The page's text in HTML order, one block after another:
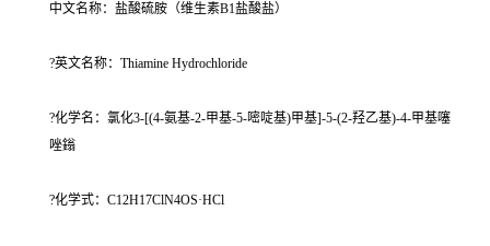
中文名称：盐酸硫胺（维生素B1盐酸盐）
?英文名称：Thiamine Hydrochloride
?化学名：氯化3-[(4-氨基-2-甲基-5-嘧啶基)甲基]-5-(2-羟乙基)-4-甲基噻
唑鎓
?化学式：C12H17ClN4OS·HCl